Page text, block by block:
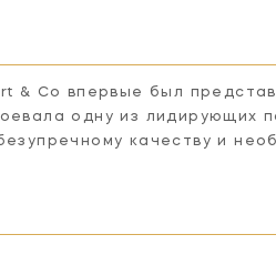
& Co впервые был
одну из лидирующих
качеству и